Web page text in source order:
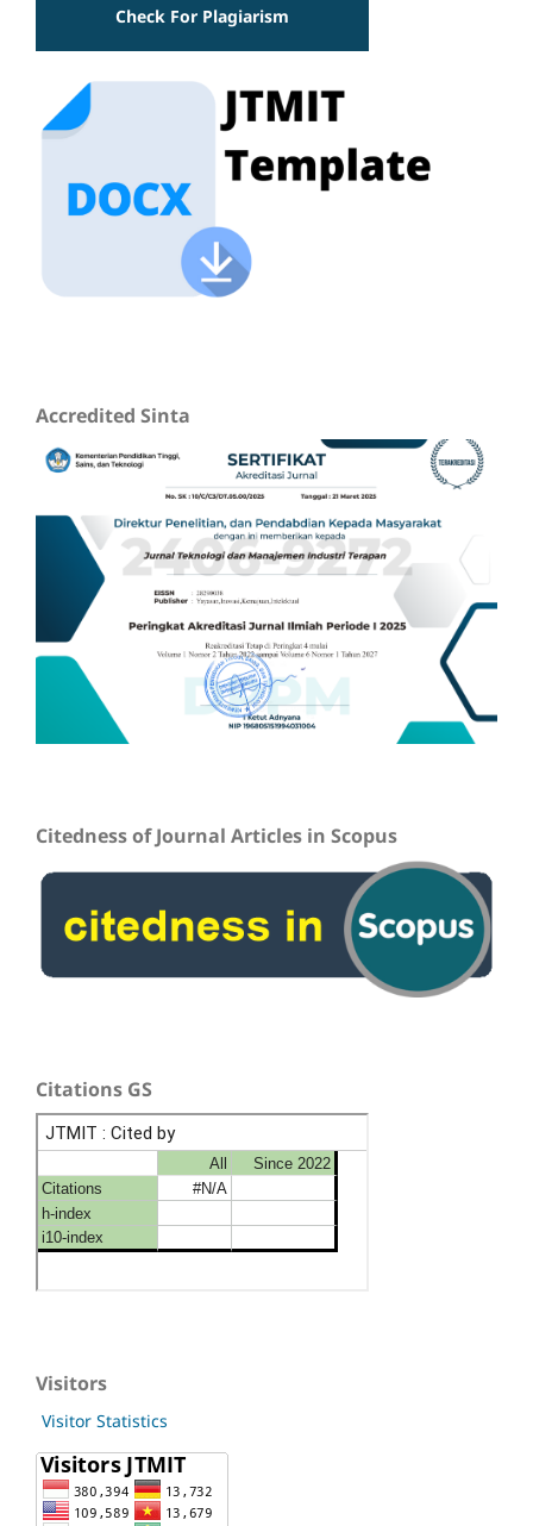
Check For Plagiarism
Accredited Sinta
Citedness of Journal Articles in Scopus
Citations GS
Visitors
Visitor Statistics